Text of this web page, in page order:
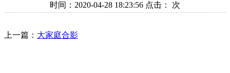
时间：2020-04-28 18:23:56 点击： 次
上一篇： 大家庭合影